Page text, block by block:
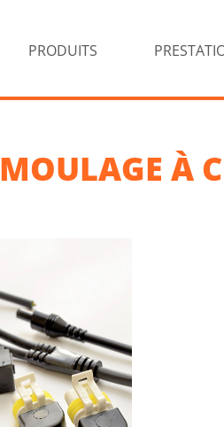
PRODUITS
MOULAGE À